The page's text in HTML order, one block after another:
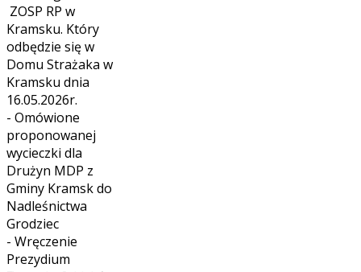
ZOSP RP w
Kramsku. Który
odbędzie się w
Domu Strażaka w
Kramsku dnia
16.05.2026r.
- Omówione
proponowanej
wycieczki dla
Drużyn MDP z
Gminy Kramsk do
Nadleśnictwa
Grodziec
- Wręczenie
Prezydium